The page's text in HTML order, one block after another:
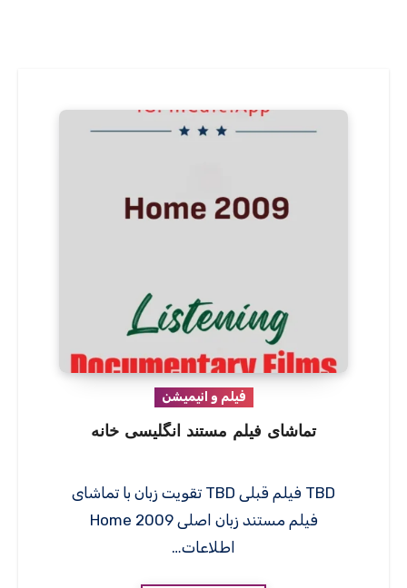
فیلم و انیمیشن
تماشای فیلم مستند انگلیسی خانه
TBD فیلم قبلی TBD تقویت زبان با تماشای
فیلم مستند زبان اصلی Home 2009
اطلاعات…